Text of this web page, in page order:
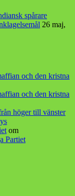
spårare
26 maj,
och den kristna
och den kristna
höger till vänster
om
Partiet